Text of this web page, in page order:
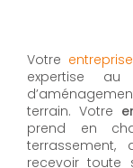
Votre
expertise
terrain. Votre
prend en
recevoir toute